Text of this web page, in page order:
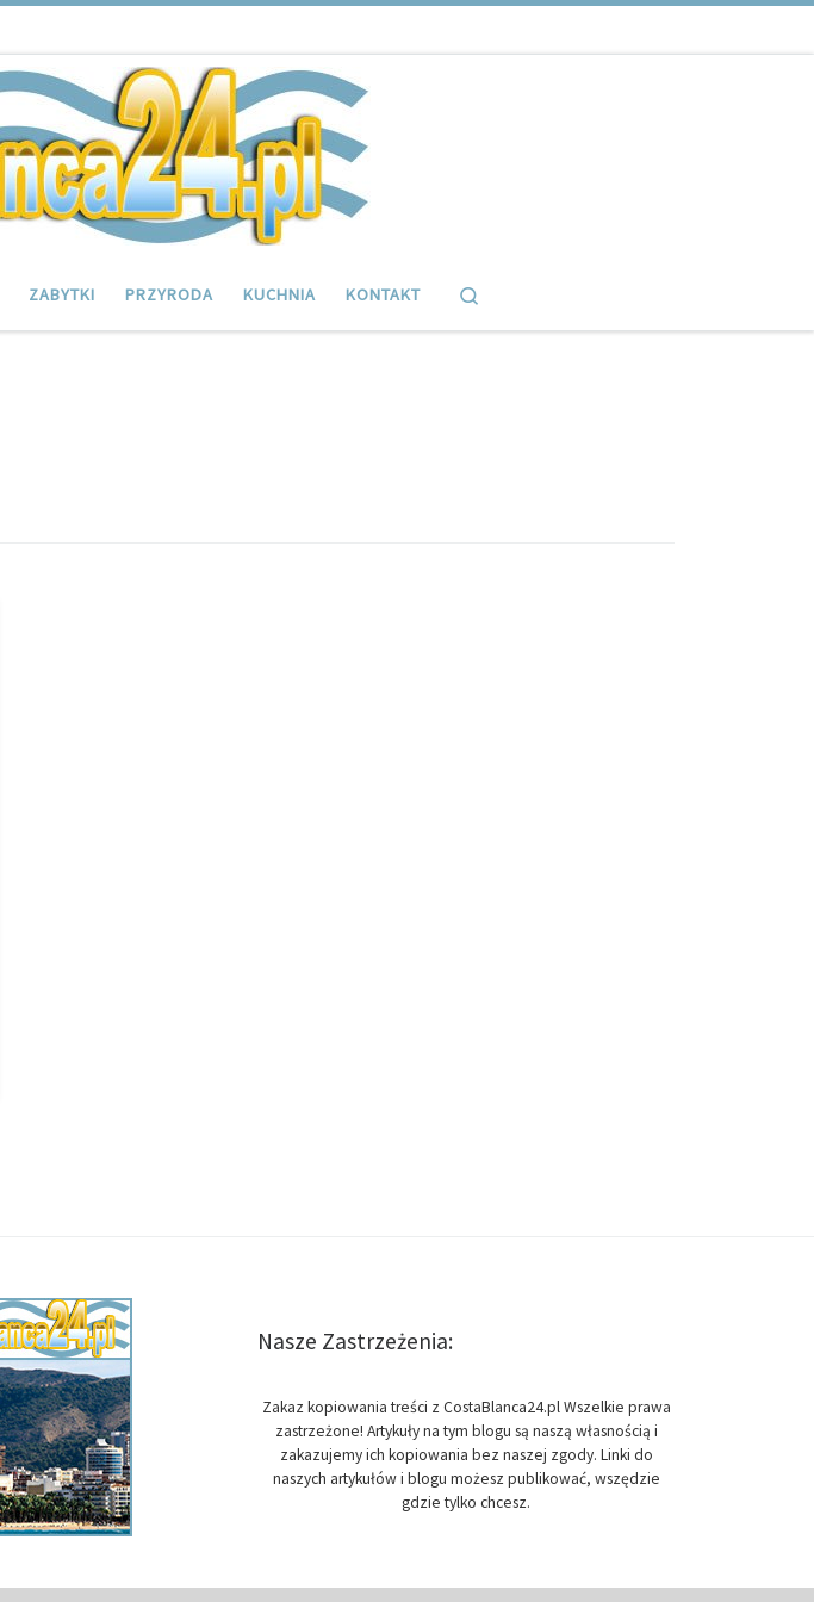
ZABYTKI PRZYRODA KUCHNIA KONTAKT
Nasze Zastrzeżenia:
Zakaz kopiowania treści z CostaBlanca24.pl Wszelkie prawa
zastrzeżone! Artykuły na tym blogu są naszą własnością i
zakazujemy ich kopiowania bez naszej zgody. Linki do
naszych artykułów i blogu możesz publikować, wszędzie
gdzie tylko chcesz.